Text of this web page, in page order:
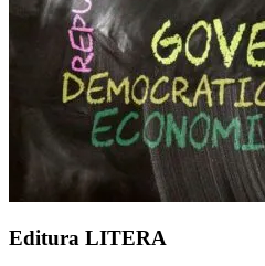
Editura LITERA